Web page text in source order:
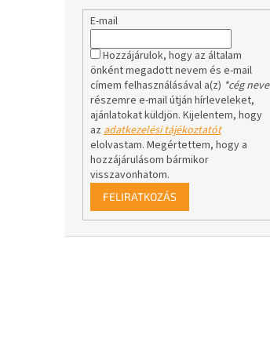
E-mail
Hozzájárulok, hogy az általam
önként megadott nevem és e-mail
címem felhasználásával a(z) *cég neve
részemre e-mail útján hírleveleket,
ajánlatokat küldjön. Kijelentem, hogy
azadatkezelési tájékoztatót
elolvastam. Megértettem, hogy a
hozzájárulásom bármikor
visszavonhatom.
FELIRATKOZÁS